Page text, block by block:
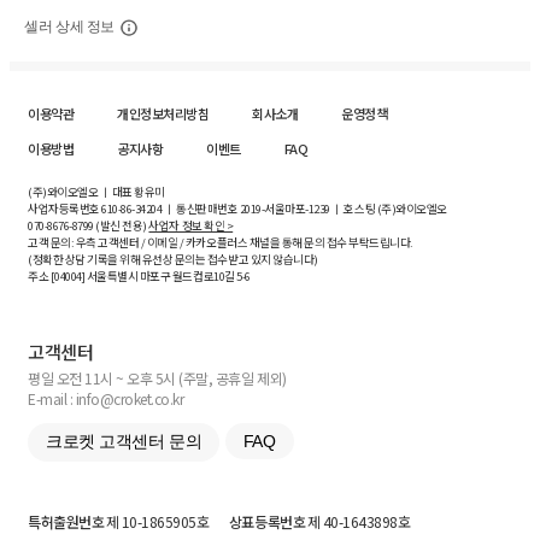
셀러 상세 정보
이용약관 개인정보처리방침 회사소개
운영정책
이용방법
공지사항 이벤트 FAQ
(주)와이오엘오 ㅣ 대표 황유미
사업자등록번호610-86-34204ㅣ 통신판매번호 2019-서울마포-1239 ㅣ 호스팅 (주)와이오엘오
070-8676-8799 (발신 전용)사업자 정보 확인 >
고객 문의: 우측 고객센터 / 이메일 / 카카오플러스 채널을 통해 문의 접수 부탁드립니다.
(정확한 상담 기록을 위해 유선상 문의는 접수받고 있지 않습니다)
주소 [04004] 서울특별시 마포구 월드컵로10길5-6
고객센터
평일 오전 11시 ~ 오후 5시 (주말, 공휴일 제외)
E-mail : info@croket.co.kr
크로켓 고객센터 문의 FAQ
특허출원번호제 10-1865905호 상표등록번호제 40-1643898호